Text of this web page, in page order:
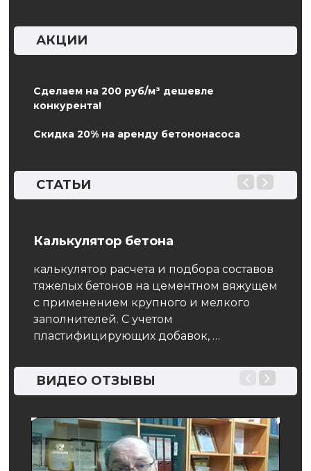
АКЦИИ
Сделаем на 200 руб/м³ дешевле
конкурента!
Скидка 20% на аренду бетононасоса
СТАТЬИ
Калькулятор бетона
калькулятор расчета и подбора составов
тяжелых бетонов на цементном вяжущем
с применением крупного и мелкого
заполнителей. С учетом
пластифицирующих добавок, …
ВИДЕО ОТЗЫВЫ